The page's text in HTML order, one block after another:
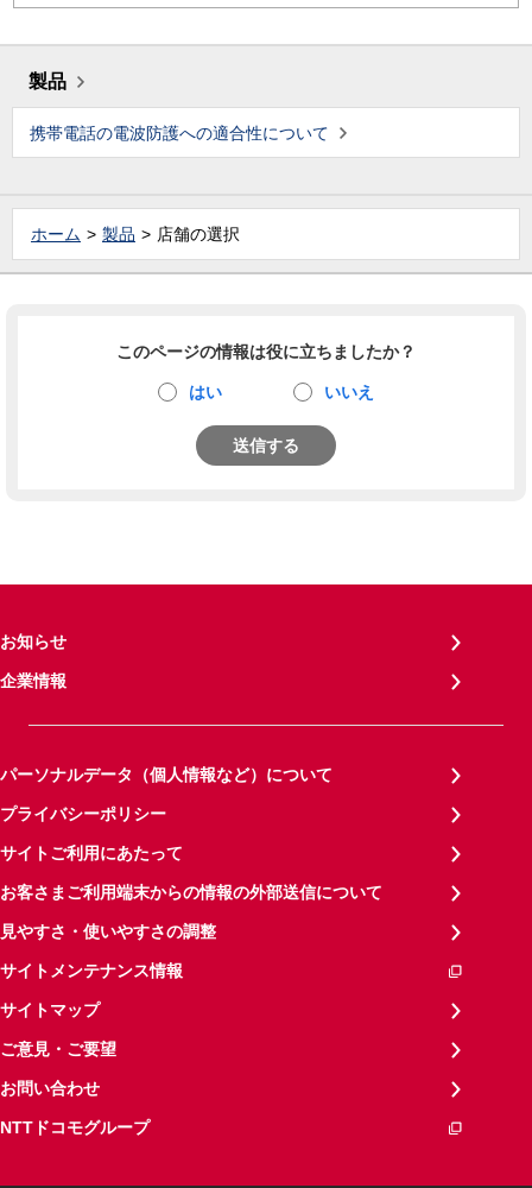
製品
携帯電話の電波防護への適合性について
ホーム 製品 店舗の選択
このページの情報は役に立ちましたか？
はい いいえ
送信する
お知らせ
企業情報
パーソナルデータ（個人情報など）について
プライバシーポリシー
サイトご利用にあたって
お客さまご利用端末からの情報の外部送信について
見やすさ・使いやすさの調整
サイトメンテナンス情報
サイトマップ
ご意見・ご要望
お問い合わせ
NTTドコモグループ